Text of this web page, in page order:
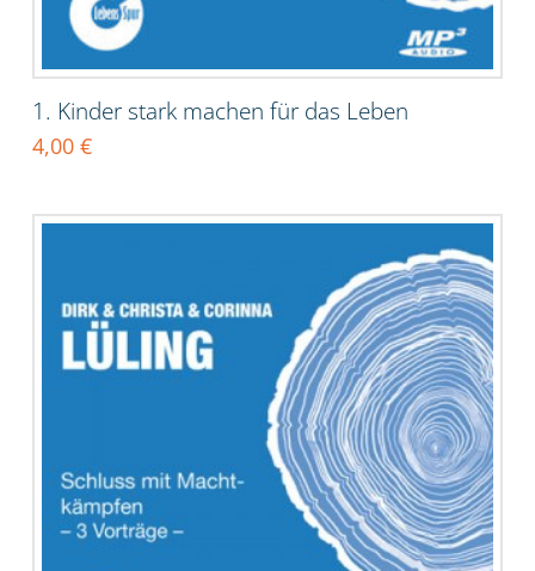
1. Kinder stark machen für das Leben
4,00 €